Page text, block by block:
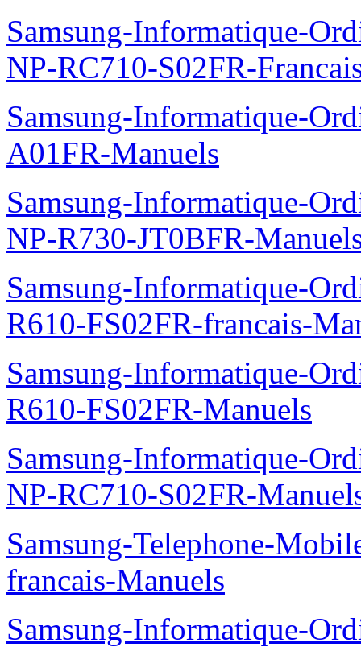
Samsung-Informatique-
NP-RC710-S02FR-
Samsung-Informatique-
A01FR-Manuels
Samsung-Informatique-
NP-R730-JT0BFR-
Samsung-Informatique-
R610-FS02FR-francais-
Samsung-Informatique-
R610-FS02FR-Manuels
Samsung-Informatique-
NP-RC710-S02FR-
Samsung-Telephone-
francais-Manuels
Samsung-Informatique-